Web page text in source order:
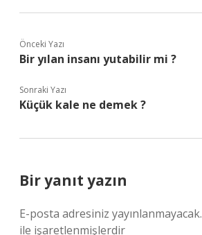
Önceki Yazı
Bir yılan insanı yutabilir mi ?
Sonraki Yazı
Küçük kale ne demek ?
Bir yanıt yazın
E-posta adresiniz yayınlanmayacak.
ile işaretlenmişlerdir